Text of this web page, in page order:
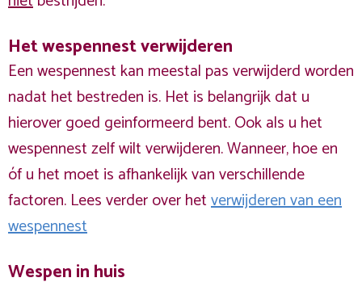
Het wespennest verwijderen
Een wespennest kan meestal pas verwijderd worden
nadat het bestreden is. Het is belangrijk dat u
hierover goed geinformeerd bent. Ook als u het
wespennest zelf wilt verwijderen. Wanneer, hoe en
óf u het moet is afhankelijk van verschillende
factoren. Lees verder over hetverwijderen van een
wespennest
Wespen in huis